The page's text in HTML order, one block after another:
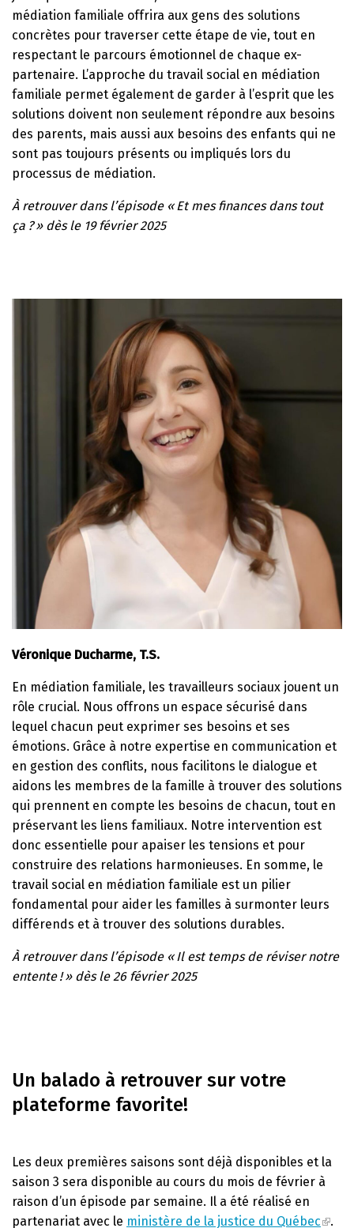
médiation familiale offrira aux gens des solutions
concrètes pour traverser cette étape de vie, tout en
respectant le parcours émotionnel de chaque ex-
partenaire. L’approche du travail social en médiation
familiale permet également de garder à l’esprit que les
solutions doivent non seulement répondre aux besoins
des parents, mais aussi aux besoins des enfants qui ne
sont pas toujours présents ou impliqués lors du
processus de médiation.
À retrouver dans l’épisode « Et mes finances dans tout
ça ? » dès le 19 février 2025
Véronique Ducharme, T.S.
En médiation familiale, les travailleurs sociaux jouent un
rôle crucial. Nous offrons un espace sécurisé dans
lequel chacun peut exprimer ses besoins et ses
émotions. Grâce à notre expertise en communication et
en gestion des conflits, nous facilitons le dialogue et
aidons les membres de la famille à trouver des solutions
qui prennent en compte les besoins de chacun, tout en
préservant les liens familiaux. Notre intervention est
donc essentielle pour apaiser les tensions et pour
construire des relations harmonieuses. En somme, le
travail social en médiation familiale est un pilier
fondamental pour aider les familles à surmonter leurs
différends et à trouver des solutions durables.
À retrouver dans l’épisode « Il est temps de réviser notre
entente ! » dès le 26 février 2025
Un balado à retrouver sur votre
plateforme favorite!
Les deux premières saisons sont déjà disponibles et la
saison 3 sera disponible au cours du mois de février à
raison d’un épisode par semaine. Il a été réalisé en
partenariat avec le ministère de la justice du Québec
.